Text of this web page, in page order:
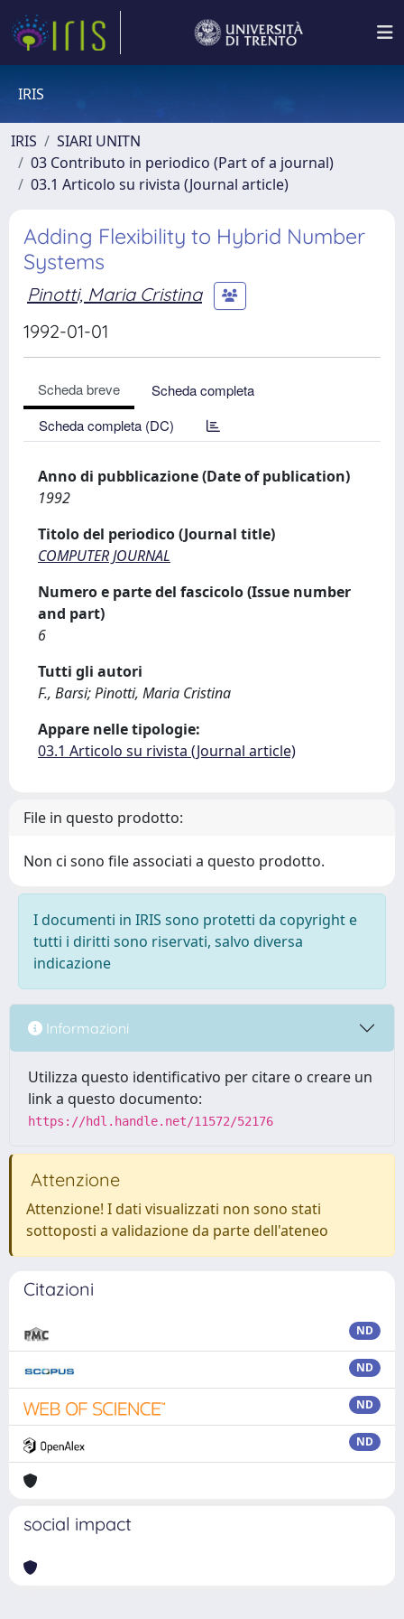
IRIS
IRIS
SIARI UNITN
03 Contributo in periodico (Part of a journal)
03.1 Articolo su rivista (Journal article)
Adding Flexibility to Hybrid Number
Systems
Pinotti, Maria Cristina
1992-01-01
Scheda breve
Scheda completa
Scheda completa (DC)
Anno di pubblicazione (Date of publication)
1992
Titolo del periodico (Journal title)
COMPUTER JOURNAL
Numero e parte del fascicolo (Issue number
and part)
6
Tutti gli autori
F., Barsi; Pinotti, Maria Cristina
Appare nelle tipologie:
03.1 Articolo su rivista (Journal article)
File in questo prodotto:
Non ci sono file associati a questo prodotto.
I documenti in IRIS sono protetti da copyright e
tutti i diritti sono riservati, salvo diversa
indicazione
Informazioni
Utilizza questo identificativo per citare o creare un
link a questo documento:
https://hdl.handle.net/11572/52176
Attenzione
Attenzione! I dati visualizzati non sono stati
sottoposti a validazione da parte dell'ateneo
Citazioni
ND
ND
ND
ND
social impact